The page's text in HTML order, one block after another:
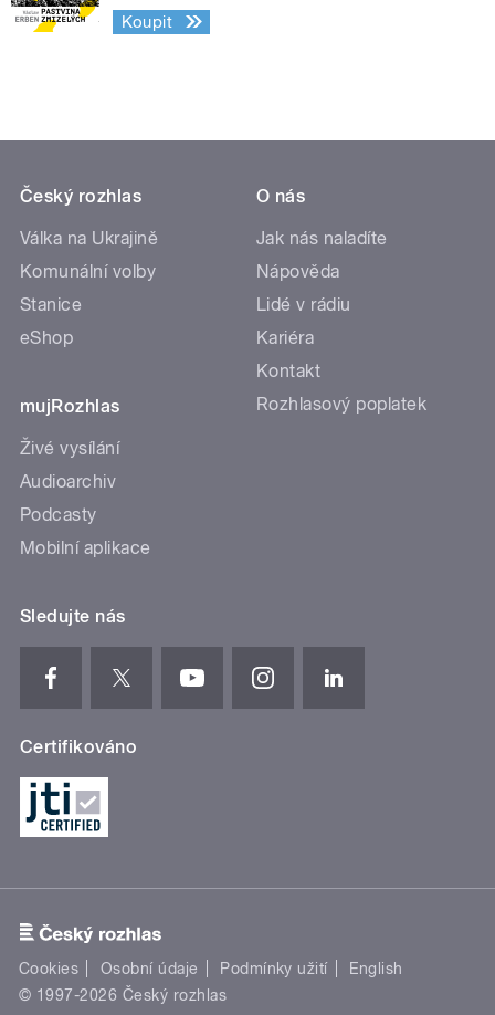
Koupit
Český rozhlas
Válka na Ukrajině
Komunální volby
Stanice
eShop
mujRozhlas
Živé vysílání
Audioarchiv
Podcasty
Mobilní aplikace
O nás
Jak nás naladíte
Nápověda
Lidé v rádiu
Kariéra
Kontakt
Rozhlasový poplatek
Sledujte nás
Certifikováno
Cookies Osobní údaje Podmínky užití
English
© 1997-2026 Český rozhlas